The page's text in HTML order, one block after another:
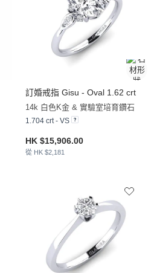
訂婚戒指 Gisu - Oval 1.62 crt
14k 白色K金 & 實驗室培育鑽石
1.704 crt - VS
HK $15,906.00
從 HK $2,181